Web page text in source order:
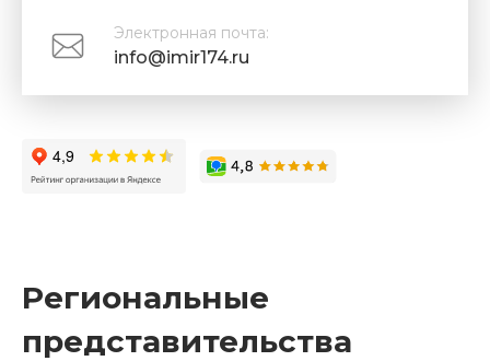
Электронная почта:
info@imir174.ru
Региональные
представительства